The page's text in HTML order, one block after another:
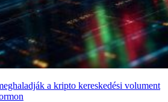
a kripto kereskedési volument